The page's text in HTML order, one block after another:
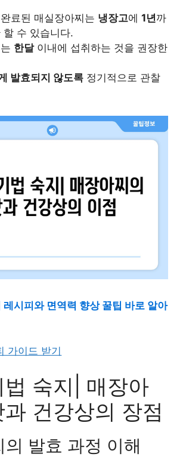
료된 매실장아찌는 냉장고에 1년까
할 수 있습니다.
한달이내에 섭취하는 것을 권장한
발효되지 않도록 정기적으로 관찰
레시피와 면역력 향상 꿀팁 바로 알아
가이드 받기
법 숙지| 매장아
건강상의 장점
의 발효 과정 이해